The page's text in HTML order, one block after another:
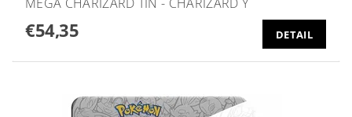
€54,35 DETAIL